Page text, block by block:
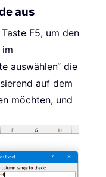
aus
F5, um den
im
auswählen“ die
auf dem
möchten, und